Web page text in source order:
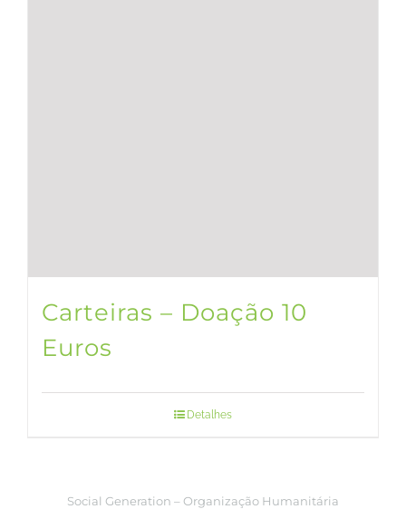
Carteiras – Doação 10
Euros
Detalhes
Social Generation – Organização Humanitária